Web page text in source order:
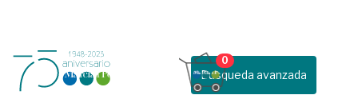
Busqueda avanzada
0